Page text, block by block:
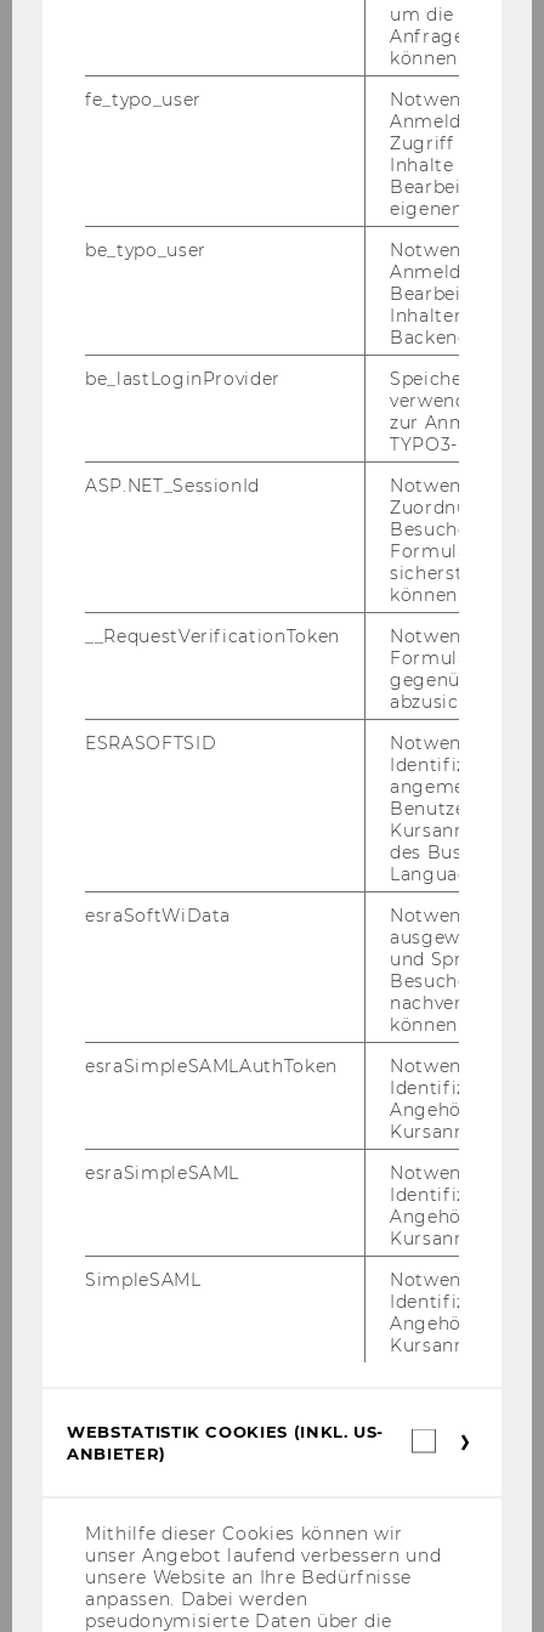
Schlegelmilch, Bodo B.
Tödtling, Franz
Fischer, Manfred M.
Frühwirth-Schnatter,
Kornberger, Martin
Crespo Cuaresma, Jesús
Spiekermann, Sarah
Giljum, Stefan
Kaindl, Hermann
Strembeck, Mark
Hornik, Kurt
Spash, Clive
Stahl, Günter K.
Crespo Cuaresma, Jesús
Kornberger, Martin
Schlegelmilch, Bodo B.
Spiekermann, Sarah
Prettner, Klaus
Wilhelm, Miriam
Frühwirth-Schnatter,
Dikova, Desislava
Franke, Nikolaus
Tödtling, Franz
Grün, Bettina
Gudergan, Siegfried P.
Blühdorn, Ingolfur
Prügl, Reinhard
el­se­vier.di­gi­tal­com­mons­da­ta.com/da­ta­
sets/bt­chxkt­zyw/7
ZURÜCK ZUR ÜBERSICHT
um die Antwort
Anfrage
können.
fe_typo_user
Notwendig für
Anmeldung und
Zugriff auf
Inhalte oder zur
Bearbeitung des
eigenen Profils.
be_typo_user
Notwendig für
Anmeldung und
Bearbeitung von
Inhalten im
Backend.
be_lastLoginProvider
Speichert die
verwendete
zur Anmeldung
TYPO3-Backend.
ASP.NET_SessionId
Notwendig, um
Zuordnung von
Besucher zu
sicherstellen zu
können.
__RequestVerificationToken
Notwendig, um
gegenüber
abzusichern.
ESRASOFTSID
Notwendig zur
Identifizierung
angemeldeten
Benutzers im
des Business
Language
esraSoftWiData
Notwendig um
ausgewählte
und
Besuchers
nachverfolgen
können.
esraSimpleSAMLAuthToken
Notwendig zur
Identifizierung
Angehörige/r für
Kursanmeldung.
esraSimpleSAML
Notwendig zur
Identifizierung
Angehörige/r für
Kursanmeldung.
SimpleSAML
Notwendig zur
Identifizierung
Angehörige/r für
Kursanmeldung.
WEBSTATISTIK COOKIES (INKL. US-
ANBIETER)
Mithilfe dieser Cookies können wir
unser Angebot laufend verbessern und
unsere Website an Ihre Bedürfnisse
anpassen. Dabei werden
pseudonymisierte Daten über die